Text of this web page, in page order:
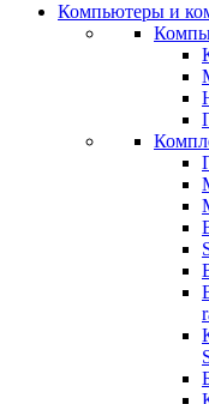
Компьютеры и